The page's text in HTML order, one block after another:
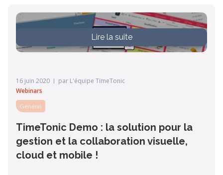
16 juin 2020 par L'équipe TimeTonic
Webinars
Général
TimeTonic Demo : la solution pour la
gestion et la collaboration visuelle,
cloud et mobile !
Lire la suite